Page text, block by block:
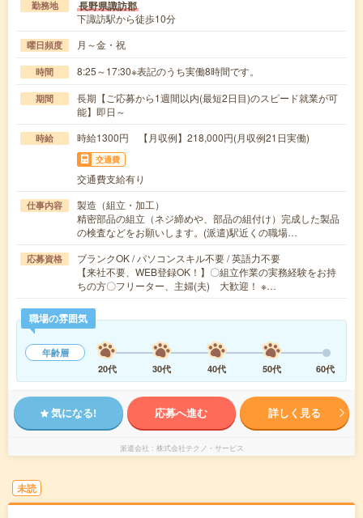
勤務地 長野県諏訪郡
下諏訪駅から徒歩10分
曜日頻度 月～金・祝
時間 8:25～17:30※表記のうち実働8時間です。
期間
長期【ご応募から1週間以内(最短2日目)のスピード就業が可
能】即日～
時給 時給1300円 【月収例】218,000円(月収例21日実働)
交通費
交通費支給有り
仕事内容
製造（組立・加工）
精密部品の組立（ネジ締めや、部品の組付け）完成した製品
の検査などをお願いします。(派遣)駅近くの職場…
応募資格
ブランクOK / パソコンスキル不要 / 英語力不要
【来社不要、WEB登録OK！】〇組立作業の実務経験をお持
ちの方〇フリーター、主婦(夫) 大歓迎！ ※…
職場の雰囲気
年齢層
20代
30代 40代 50代 60代
気になる! 応募へ進む 詳しく見る
派遣会社 株式会社テクノ・サービス
未読